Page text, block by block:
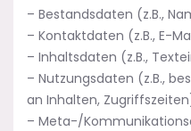
– Bestandsdaten (z.B.,
– Kontaktdaten (z.B., E-
– Inhaltsdaten (z.B.,
– Nutzungsdaten (z.B.,
an Inhalten,
– Meta-/